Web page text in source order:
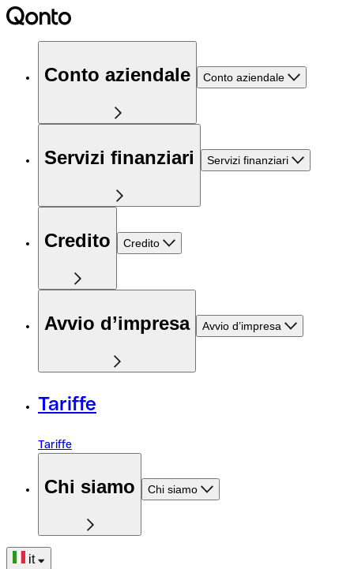
Conto aziendale Conto aziendale
Servizi finanziari Servizi finanziari
Credito Credito
Avvio d’impresa Avvio d’impresa
Tariffe
Tariffe
Chi siamo Chi siamo
it